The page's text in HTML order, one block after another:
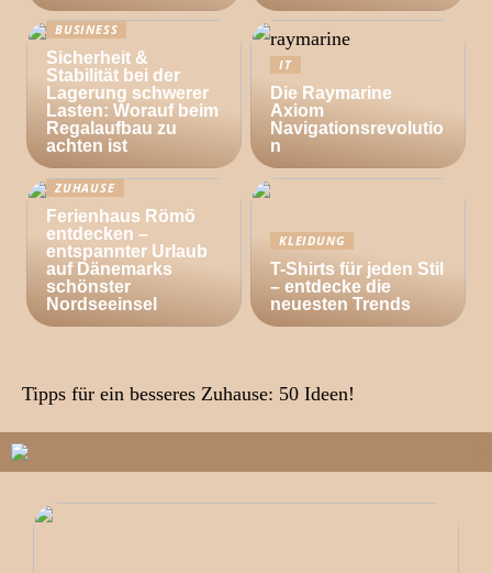
BUSINESS
Sicherheit &
Stabilität bei der
Lagerung schwerer
Lasten: Worauf beim
Regalaufbau zu
achten ist
IT
Die Raymarine
Axiom
Navigationsrevolutio
n
ZUHAUSE
Ferienhaus Römö
entdecken –
entspannter Urlaub
auf Dänemarks
schönster
Nordseeinsel
KLEIDUNG
T-Shirts für jeden Stil
– entdecke die
neuesten Trends
Tipps für ein besseres Zuhause: 50 Ideen!